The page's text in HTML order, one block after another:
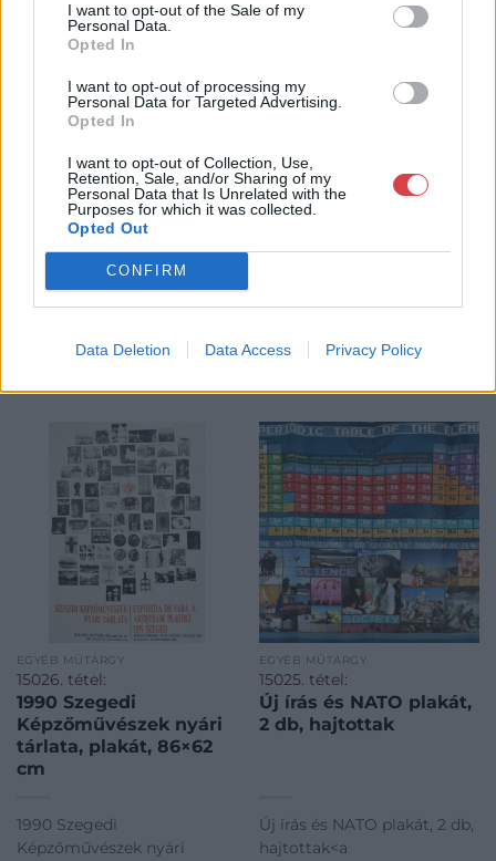
I want to opt-out of the Sale of my
Personal Data.
Opted In
I want to opt-out of processing my
Personal Data for Targeted Advertising.
Opted In
I want to opt-out of Collection, Use,
Retention, Sale, and/or Sharing of my
Personal Data that Is Unrelated with the
Purposes for which it was collected.
Opted Out
CONFIRM
Data Deletion Data Access Privacy Policy
15028. tétel:
3 db II. világháborús
modern reprint, a Hadi
Krónika mellékletei,
hajtva, az egyiken
40×28,5 cm
3 db II. világháborús
plakátról készült modern
reprint, a Hadi Krónika
mellékletei, hajtva, az
egyiken kisebb szakadással,
40x28,5 cm<a
egyeb/Plakat~1000003/3-db-
Kikiáltási ár:1 200Ft
419. Online auction
15027. tétel:
Ernő grafikája, 34×24
cm
Adsza-nesze! plakát reprint
kiadása, Jeges Ernő
grafikája, 34×24 cm<a
papirregiseg-
grafikaja-34C39724-
Kikiáltási ár:1 400Ft
MEGTEKINTEM
EGYÉB MŰTÁRGY
15026. tétel:
1990 Szegedi
Képzőművészek nyári
tárlata, plakát, 86×62
cm
1990 Szegedi
Képzőművészek nyári
EGYÉB MŰTÁRGY
15025. tétel:
Új írás és NATO plakát,
2 db, hajtottak
Új írás és NATO plakát, 2 db,
hajtottak<a